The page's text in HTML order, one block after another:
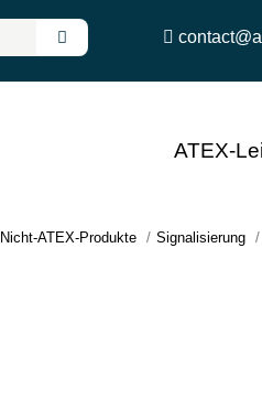
ATEX-
Nicht-ATEX-Produkte Signalisierung